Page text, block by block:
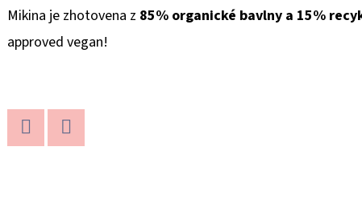
Mikina je zhotovena z 85% organické bavlny a 15%
approved vegan!